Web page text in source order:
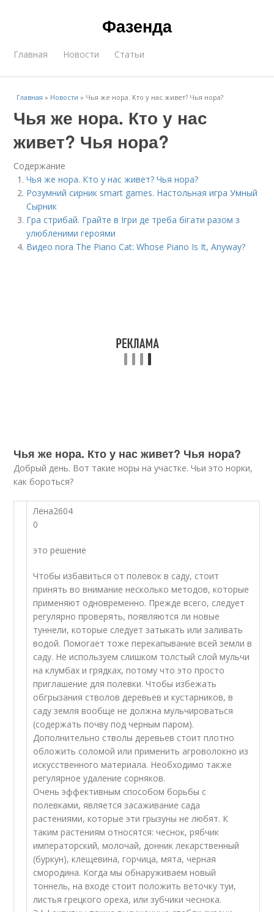
Фазенда
Главная Новости Статьи
Главная » Новости » Чья же нора. Кто у нас живет? Чья нора?
Чья же нора. Кто у нас
живет? Чья нора?
Содержание
Чья же нора. Кто у нас живет? Чья нора?
Розумний сирник smart games. Настольная игра Умный
Сырник
Гра стрибай. Грайте в Ігри де треба бігати разом з
улюбленими героями
Видео nora The Piano Cat: Whose Piano Is It, Anyway?
Чья же нора. Кто у нас живет? Чья нора?
Добрый день. Вот такие норы на участке. Чьи это норки,
как бороться?
Лена2604
0
это решение
Чтобы избавиться от полевок в саду, стоит
принять во внимание несколько методов, которые
применяют одновременно. Прежде всего, следует
регулярно проверять, появляются ли новые
туннели, которые следует затыкать или заливать
водой. Помогает тоже перекапывание всей земли в
саду. Не используем слишком толстый слой мульчи
на клумбах и грядках, потому что это просто
приглашение для полевки. Чтобы избежать
обгрызания стволов деревьев и кустарников, в
саду земля вообще не должна мульчироваться
(содержать почву под черным паром).
Дополнительно стволы деревьев стоит плотно
обложить соломой или применить агроволокно из
искусственного материала. Необходимо также
регулярное удаление сорняков.
Очень эффективным способом борьбы с
полевками, является засаживание сада
растениями, которые эти грызуны не любят. К
таким растениям относятся: чеснок, рябчик
императорский, молочай, донник лекарственный
(буркун), клещевина, горчица, мята, черная
смородина. Когда мы обнаруживаем новый
тоннель, на входе стоит положить веточку туи,
листья грецкого ореха, или зубчики чеснока.